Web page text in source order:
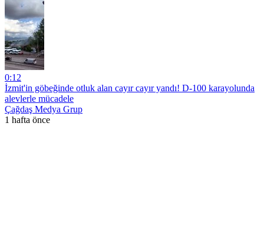
0:12
İzmit'in göbeğinde otluk alan cayır cayır yandı! D-100 karayolunda
alevlerle mücadele
Çağdaş Medya Grup
1 hafta önce